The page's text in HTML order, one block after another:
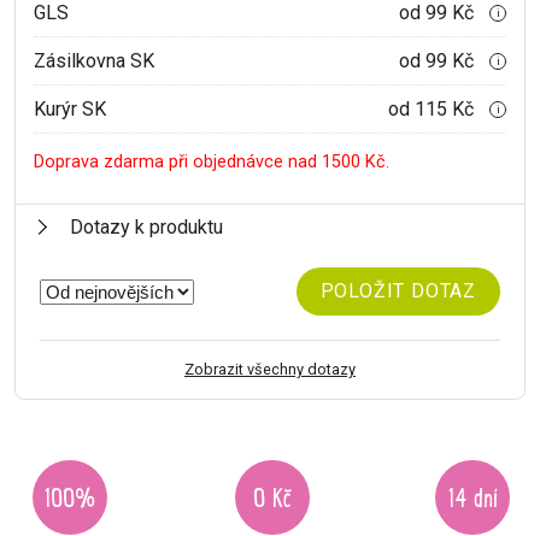
GLS od 99 Kč i
Zásilkovna SK od 99 Kč i
Kurýr SK od 115 Kč i
Doprava zdarma při objednávce nad 1500 Kč.
Dotazy k produktu
POLOŽIT DOTAZ
Zobrazit všechny dotazy
100% 0 Kč 14 dní